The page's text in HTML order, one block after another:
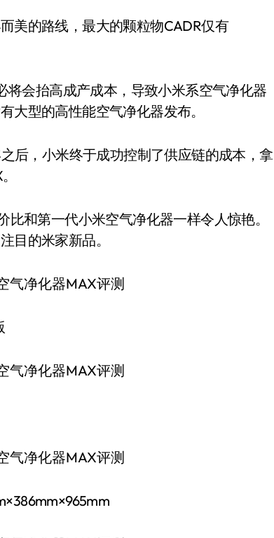
美的路线，最大的颗粒物CADR仅有
会抬高成产成本，导致小米系空气净化器
大型的高性能空气净化器发布。
后，小米终于成功控制了供应链的成本，拿
和第一代小米空气净化器一样令人惊艳。
目的米家新品。